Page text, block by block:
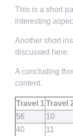
This is a short
interesting
Another short
discussed here.
A concluding
content.
Travel 1Travel
56
10
40
11